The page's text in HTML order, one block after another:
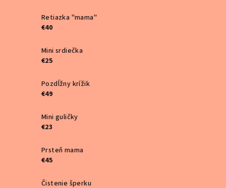
Retiazka "mama"
€40
Mini srdiečka
€25
Pozdĺžny krížik
€49
Mini guličky
€23
Prsteň mama
€45
Čistenie šperku